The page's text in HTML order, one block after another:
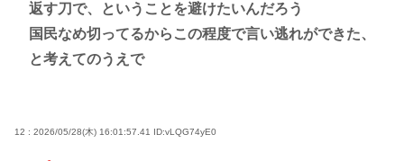
返す刀で、ということを避けたいんだろう
国民なめ切ってるからこの程度で言い逃れができた、
と考えてのうえで
12 : 2026/05/28(木) 16:01:57.41 ID:vLQG74yE0